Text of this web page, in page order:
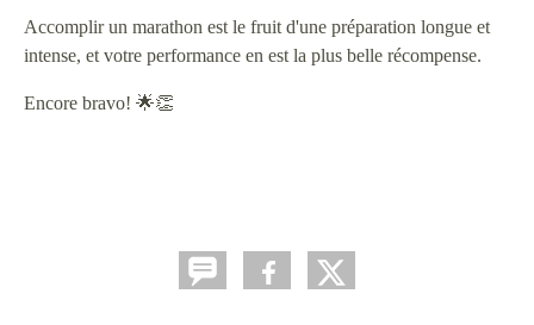
Accomplir un marathon est le fruit d'une préparation longue et
intense, et votre performance en est la plus belle récompense.
Encore bravo! 🌟👏